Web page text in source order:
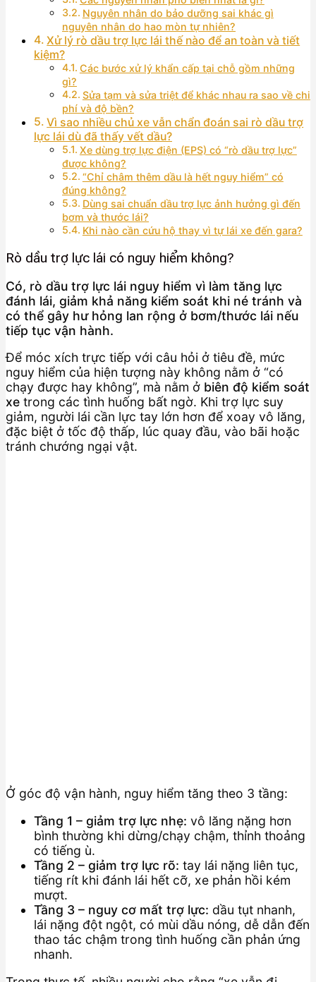
Nguyên nhân do bảo dưỡng sai khác gì
nguyên nhân do hao mòn tự nhiên?
Xử lý rò dầu trợ lực lái thế nào để an toàn và tiết
kiệm?
Các bước xử lý khẩn cấp tại chỗ gồm những
gì?
Sửa tạm và sửa triệt để khác nhau ra sao về chi
phí và độ bền?
Vì sao nhiều chủ xe vẫn chẩn đoán sai rò dầu trợ
lực lái dù đã thấy vết dầu?
Xe dùng trợ lực điện (EPS) có “rò dầu trợ lực”
được không?
“Chỉ châm thêm dầu là hết nguy hiểm” có
đúng không?
Dùng sai chuẩn dầu trợ lực ảnh hưởng gì đến
bơm và thước lái?
Khi nào cần cứu hộ thay vì tự lái xe đến gara?
Rò dầu trợ lực lái có nguy hiểm không?
Có, rò dầu trợ lực lái nguy hiểm vì làm tăng lực
đánh lái, giảm khả năng kiểm soát khi né tránh và
có thể gây hư hỏng lan rộng ở bơm/thước lái nếu
tiếp tục vận hành.
Để móc xích trực tiếp với câu hỏi ở tiêu đề, mức
nguy hiểm của hiện tượng này không nằm ở “có
chạy được hay không”, mà nằm ở biên độ kiểm soát
xe trong các tình huống bất ngờ. Khi trợ lực suy
giảm, người lái cần lực tay lớn hơn để xoay vô lăng,
đặc biệt ở tốc độ thấp, lúc quay đầu, vào bãi hoặc
tránh chướng ngại vật.
Ở góc độ vận hành, nguy hiểm tăng theo 3 tầng:
Tầng 1 – giảm trợ lực nhẹ: vô lăng nặng hơn
bình thường khi dừng/chạy chậm, thỉnh thoảng
có tiếng ù.
Tầng 2 – giảm trợ lực rõ: tay lái nặng liên tục,
tiếng rít khi đánh lái hết cỡ, xe phản hồi kém
mượt.
Tầng 3 – nguy cơ mất trợ lực: dầu tụt nhanh,
lái nặng đột ngột, có mùi dầu nóng, dễ dẫn đến
thao tác chậm trong tình huống cần phản ứng
nhanh.